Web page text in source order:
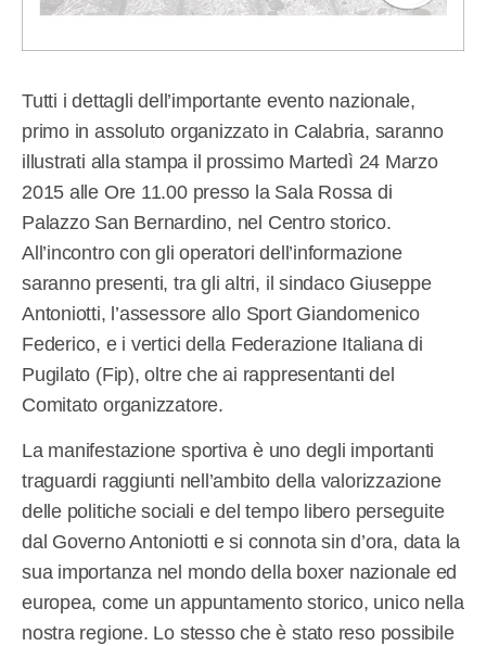
Tutti i dettagli dell’importante evento nazionale,
primo in assoluto organizzato in Calabria, saranno
illustrati alla stampa il prossimo Martedì 24 Marzo
2015 alle Ore 11.00 presso la Sala Rossa di
Palazzo San Bernardino, nel Centro storico.
All’incontro con gli operatori dell’informazione
saranno presenti, tra gli altri, il sindaco Giuseppe
Antoniotti, l’assessore allo Sport Giandomenico
Federico, e i vertici della Federazione Italiana di
Pugilato (Fip), oltre che ai rappresentanti del
Comitato organizzatore.
La manifestazione sportiva è uno degli importanti
traguardi raggiunti nell’ambito della valorizzazione
delle politiche sociali e del tempo libero perseguite
dal Governo Antoniotti e si connota sin d’ora, data la
sua importanza nel mondo della boxer nazionale ed
europea, come un appuntamento storico, unico nella
nostra regione. Lo stesso che è stato reso possibile